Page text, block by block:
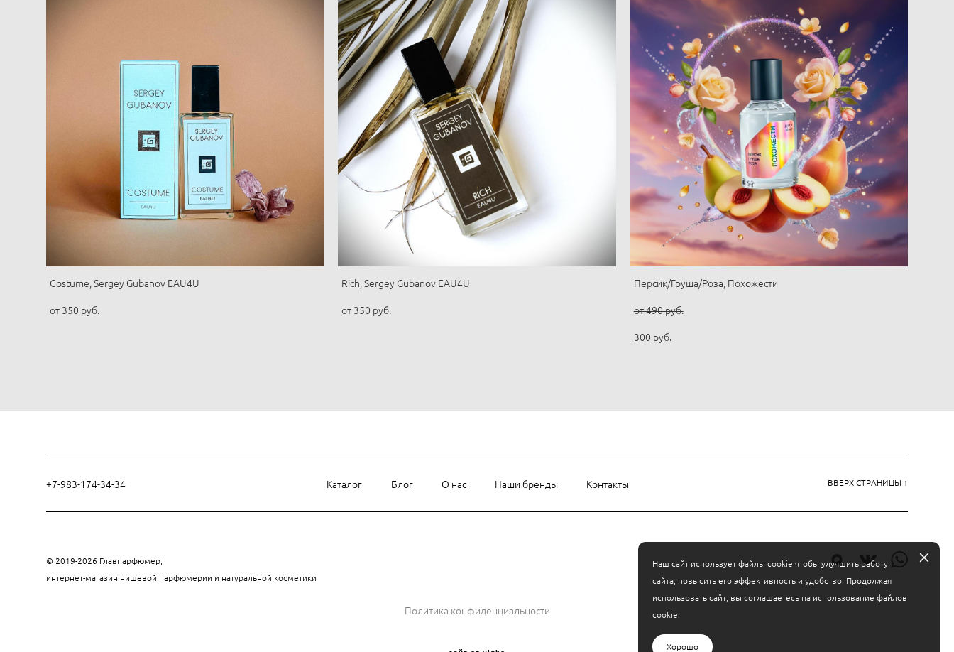
Costume, Sergey Gubanov EAU4U
от 350 pуб.
Rich, Sergey Gubanov EAU4U
от 350 pуб.
Персик/Груша/Роза, Похожести
от 490 pуб.
300 pуб.
+7-983-174-34-34 Каталог Блог О нас Наши бренды Контакты ВВЕРХ СТРАНИЦЫ ↑
© 2019-2026 Главпарфюмер,
интернет-магазин нишевой парфюмерии и натуральной косметики
Политика конфиденциальности
Наш сайт использует файлы cookie чтобы улучшить работу
сайта, повысить его эффективность и удобство. Продолжая
использовать сайт, вы соглашаетесь на использование файлов
cookie.
Хорошо